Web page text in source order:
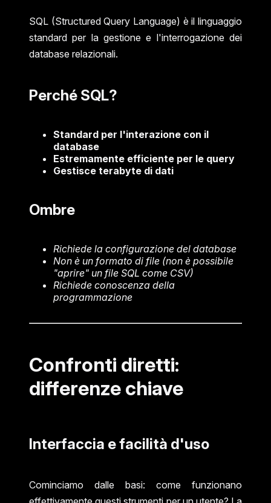
SQL (Structured Query Language) è il linguaggio
standard per la gestione e l'interrogazione dei
database relazionali.
Perché SQL?
Standard per l'interazione con il
database
Estremamente efficiente per le query
Gestisce terabyte di dati
Ombre
Richiede la configurazione del database
Non è un formato di file (non è possibile
"aprire" un file SQL come CSV)
Richiede conoscenza della
programmazione
Confronti diretti:
differenze chiave
Interfaccia e facilità d'uso
Cominciamo dalle basi: come funzionano